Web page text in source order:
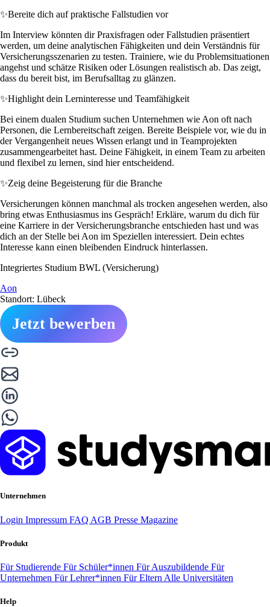
✨Bereite dich auf praktische Fallstudien vor
Im Interview könnten dir Praxisfragen oder Fallstudien präsentiert
werden, um deine analytischen Fähigkeiten und dein Verständnis für
Versicherungsszenarien zu testen. Trainiere, wie du Problemsituationen
angehst und schätze Risiken oder Lösungen realistisch ab. Das zeigt,
dass du bereit bist, im Berufsalltag zu glänzen.
✨Highlight dein Lerninteresse und Teamfähigkeit
Bei einem dualen Studium suchen Unternehmen wie Aon oft nach
Personen, die Lernbereitschaft zeigen. Bereite Beispiele vor, wie du in
der Vergangenheit neues Wissen erlangt und in Teamprojekten
zusammengearbeitet hast. Deine Fähigkeit, in einem Team zu arbeiten
und flexibel zu lernen, sind hier entscheidend.
✨Zeig deine Begeisterung für die Branche
Versicherungen können manchmal als trocken angesehen werden, also
bring etwas Enthusiasmus ins Gespräch! Erkläre, warum du dich für
eine Karriere in der Versicherungsbranche entschieden hast und was
dich an der Stelle bei Aon im Speziellen interessiert. Dein echtes
Interesse kann einen bleibenden Eindruck hinterlassen.
Integriertes Studium BWL (Versicherung)
Aon
Standort: Lübeck
Jetzt bewerben
Unternehmen
Login Impressum FAQ AGB Presse Magazine
Produkt
Für Studierende Für Schüler*innen Für Auszubildende Für
Unternehmen Für Lehrer*innen Für Eltern Alle Universitäten
Help